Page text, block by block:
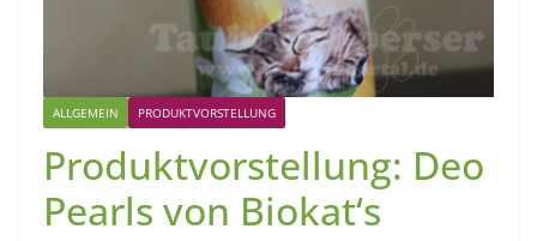
ALLGEMEIN PRODUKTVORSTELLUNG
Produktvorstellung: Deo
Pearls von Biokat‘s